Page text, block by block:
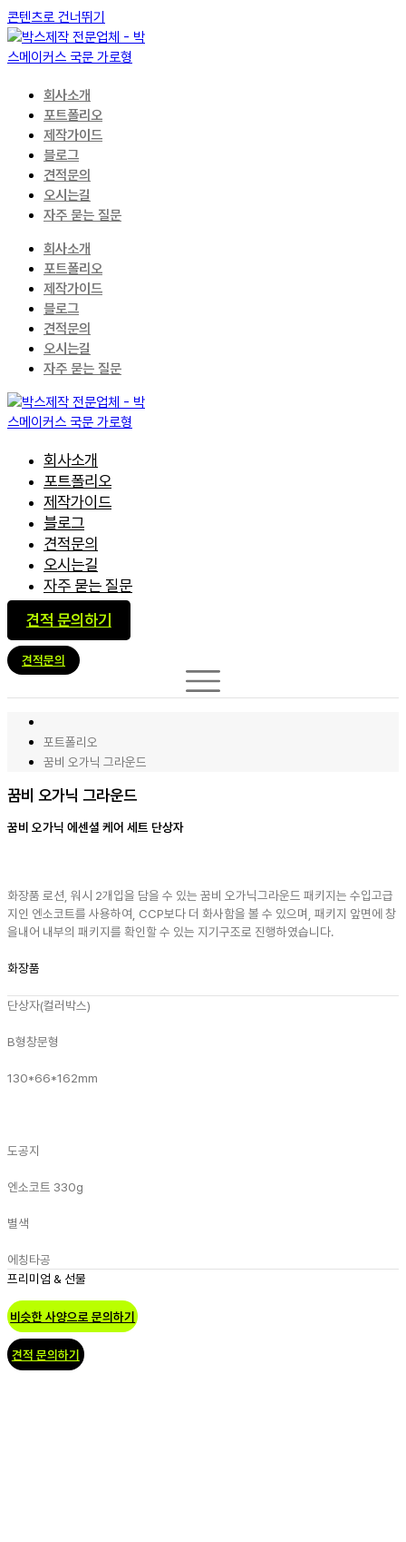
콘텐츠로 건너뛰기
회사소개
포트폴리오
제작가이드
블로그
견적문의
오시는길
자주 묻는 질문
회사소개
포트폴리오
제작가이드
블로그
견적문의
오시는길
자주 묻는 질문
회사소개
포트폴리오
제작가이드
블로그
견적문의
오시는길
자주 묻는 질문
견적 문의하기
견적문의
포트폴리오
꿈비 오가닉 그라운드
꿈비 오가닉 그라운드
꿈비 오가닉 에센셜 케어 세트 단상자
화장품 로션, 워시 2개입을 담을 수 있는 꿈비 오가닉그라운드 패키지는 수입고급
지인 엔소코트를 사용하여, CCP보다 더 화사함을 볼 수 있으며, 패키지 앞면에 창
을내어 내부의 패키지를 확인할 수 있는 지기구조로 진행하였습니다.
화장품
단상자(컬러박스)
B형창문형
130*66*162mm
도공지
엔소코트 330g
별색
에칭타공
프리미엄 & 선물
비슷한 사양으로 문의하기
견적 문의하기